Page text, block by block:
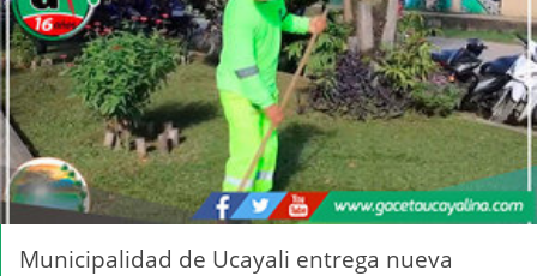
Municipalidad de Ucayali entrega nueva